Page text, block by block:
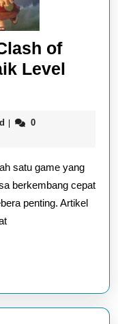
of
Level
Lesa 0
satu game yang
berkembang cepat
penting. Artikel